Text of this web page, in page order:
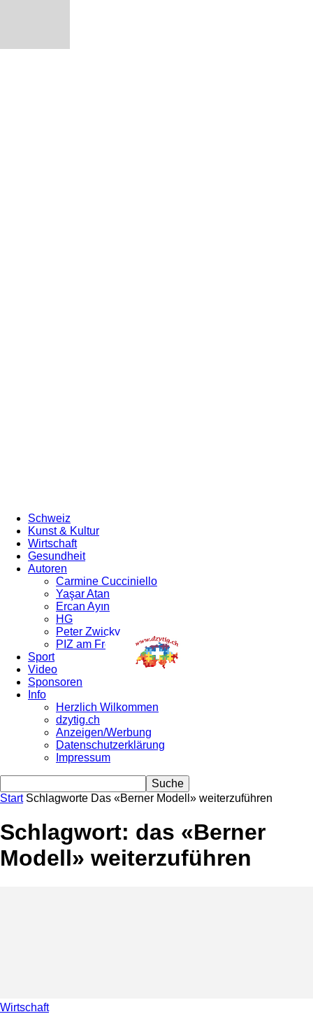
Schweiz
Kunst & Kultur
Wirtschaft
Gesundheit
Autoren
Carmine Cucciniello
Yaşar Atan
Ercan Ayın
HG
Peter Zwicky
PIZ am Freitag…
Sport
Video
Sponsoren
Info
Herzlich Wilkommen
dzytig.ch
Anzeigen/Werbung
Datenschutzerklärung
Impressum
Start Schlagworte Das «Berner Modell» weiterzuführen
Schlagwort: das «Berner
Modell» weiterzuführen
Wirtschaft